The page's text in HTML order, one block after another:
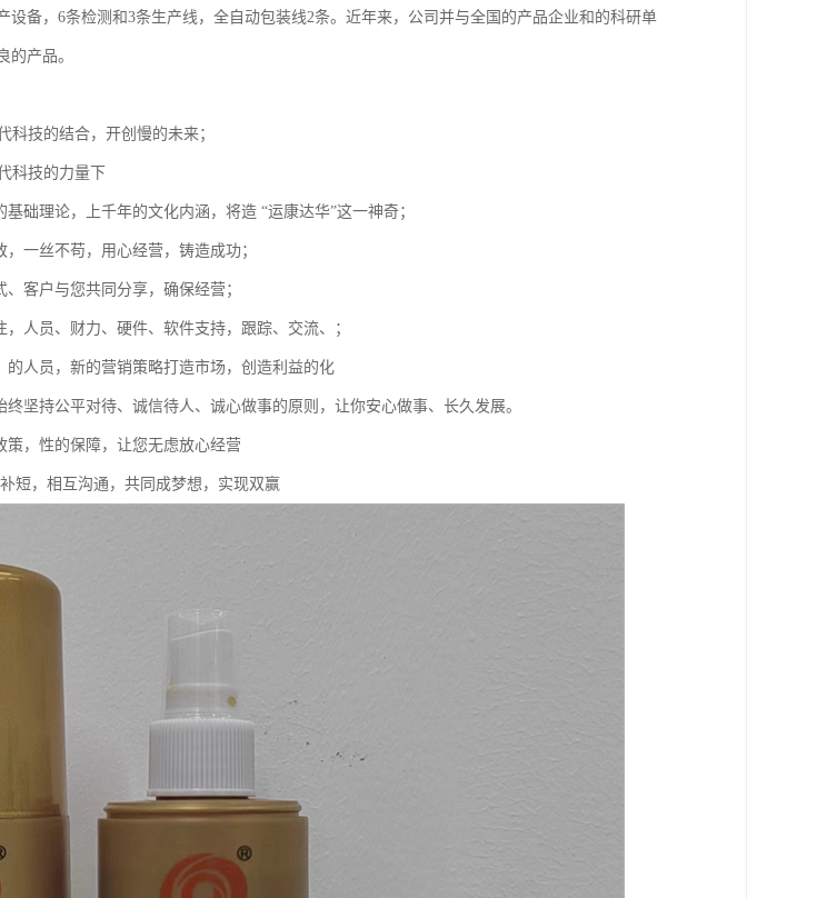
设备，6条检测和3条生产线，全自动包装线2条。近年来，公司并与全国的产品企业和的科研单
的产品。
科技的结合，开创慢的未来；
科技的力量下
础理论，上千年的文化内涵，将造 “运康达华”这一神奇；
一丝不苟，用心经营，铸造成功；
客户与您共同分享，确保经营；
人员、财力、硬件、软件支持，跟踪、交流、；
的人员，新的营销策略打造市场，创造利益的化
坚持公平对待、诚信待人、诚心做事的原则，让你安心做事、长久发展。
，性的保障，让您无虑放心经营
短，相互沟通，共同成梦想，实现双赢